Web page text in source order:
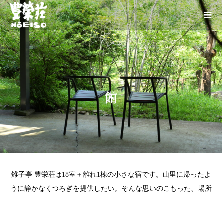
雉子亭 豊栄荘は18室＋離れ1棟の小さな宿です。山里に帰ったよ
うに静かなくつろぎを提供したい。そんな思いのこもった、場所